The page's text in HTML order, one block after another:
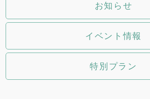
お知らせ
イベント情報
特別プラン